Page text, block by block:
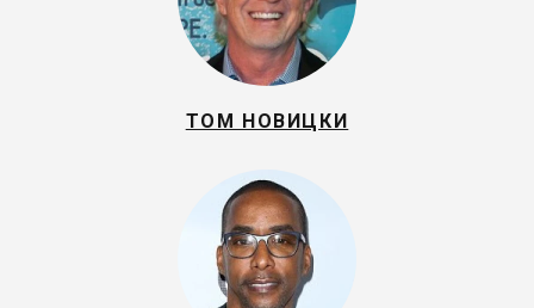
ТОМ НОВИЦКИ